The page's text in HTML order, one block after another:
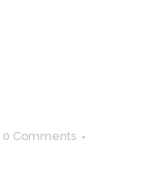
0 Comments